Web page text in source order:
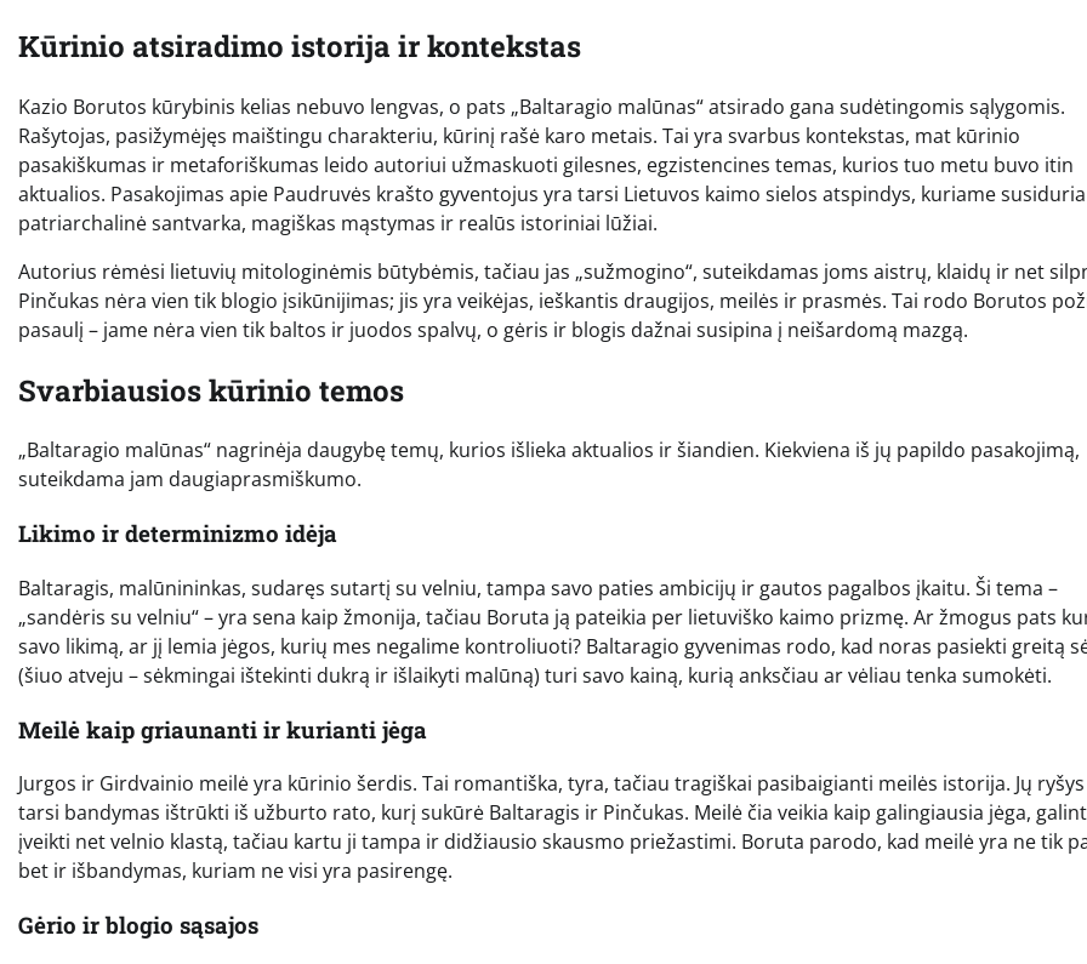
Kūrinio atsiradimo istorija ir kontekstas
Kazio Borutos kūrybinis kelias nebuvo lengvas, o pats „Baltaragio malūnas“ atsirado gana sudėtingomis sąlygomis.
Rašytojas, pasižymėjęs maištingu charakteriu, kūrinį rašė karo metais. Tai yra svarbus kontekstas, mat kūrinio
pasakiškumas ir metaforiškumas leido autoriui užmaskuoti gilesnes, egzistencines temas, kurios tuo metu buvo itin
aktualios. Pasakojimas apie Paudruvės krašto gyventojus yra tarsi Lietuvos kaimo sielos atspindys, kuriame susiduria
patriarchalinė santvarka, magiškas mąstymas ir realūs istoriniai lūžiai.
Autorius rėmėsi lietuvių mitologinėmis būtybėmis, tačiau jas „sužmogino“, suteikdamas joms aistrų, klaidų ir net
Pinčukas nėra vien tik blogio įsikūnijimas; jis yra veikėjas, ieškantis draugijos, meilės ir prasmės. Tai rodo Borutos
pasaulį – jame nėra vien tik baltos ir juodos spalvų, o gėris ir blogis dažnai susipina į neišardomą mazgą.
Svarbiausios kūrinio temos
„Baltaragio malūnas“ nagrinėja daugybę temų, kurios išlieka aktualios ir šiandien. Kiekviena iš jų papildo pasakojimą,
suteikdama jam daugiaprasmiškumo.
Likimo ir determinizmo idėja
Baltaragis, malūnininkas, sudaręs sutartį su velniu, tampa savo paties ambicijų ir gautos pagalbos įkaitu. Ši tema –
„sandėris su velniu“ – yra sena kaip žmonija, tačiau Boruta ją pateikia per lietuviško kaimo prizmę. Ar žmogus pats
savo likimą, ar jį lemia jėgos, kurių mes negalime kontroliuoti? Baltaragio gyvenimas rodo, kad noras pasiekti greitą
(šiuo atveju – sėkmingai ištekinti dukrą ir išlaikyti malūną) turi savo kainą, kurią anksčiau ar vėliau tenka sumokėti.
Meilė kaip griaunanti ir kurianti jėga
Jurgos ir Girdvainio meilė yra kūrinio šerdis. Tai romantiška, tyra, tačiau tragiškai pasibaigianti meilės istorija. Jų
tarsi bandymas ištrūkti iš užburto rato, kurį sukūrė Baltaragis ir Pinčukas. Meilė čia veikia kaip galingiausia jėga,
įveikti net velnio klastą, tačiau kartu ji tampa ir didžiausio skausmo priežastimi. Boruta parodo, kad meilė yra ne tik
bet ir išbandymas, kuriam ne visi yra pasirengę.
Gėrio ir blogio sąsajos